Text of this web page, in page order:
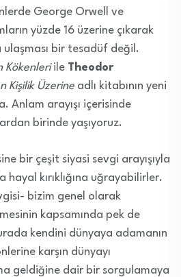
George Orwell ve
yüzde 16 üzerine çıkarak
ulaşması bir tesadüf değil.
Kökenleriile Theodor
Kişilik Üzerine adlı kitabının yeni
Anlam arayışı içerisinde
birinde yaşıyoruz.
bir çeşit siyasi sevgi arayışıyla
kırıklığına uğrayabilirler.
bizim genel olarak
kapsamında pek de
kendini dünyaya adamanın
karşın dünyayı
geldiğine dair bir sorgulamaya